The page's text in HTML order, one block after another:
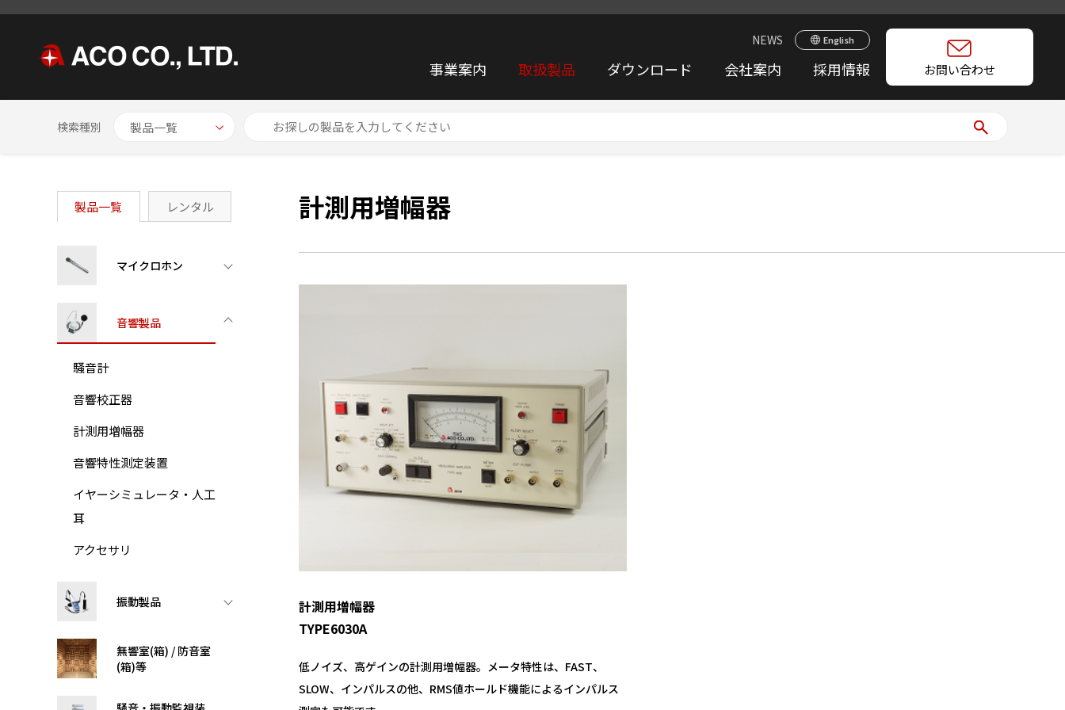
NEWS English
事業案内 取扱製品 ダウンロード 会社案内 採用情報 お問い合わせ
検索種別
HOME 製品一覧 計測用増幅器
製品一覧 レンタル
マイクロホン
音響製品
騒音計
音響校正器
計測用増幅器
音響特性測定装置
イヤーシミュレータ・人工
耳
アクセサリ
振動製品
無響室(箱) / 防音室
(箱)等
計測用増幅器
計測用増幅器
TYPE6030A
低ノイズ、高ゲインの計測用増幅器。メータ特性は、FAST、
SLOW、インパルスの他、RMS値ホールド機能によるインパルス